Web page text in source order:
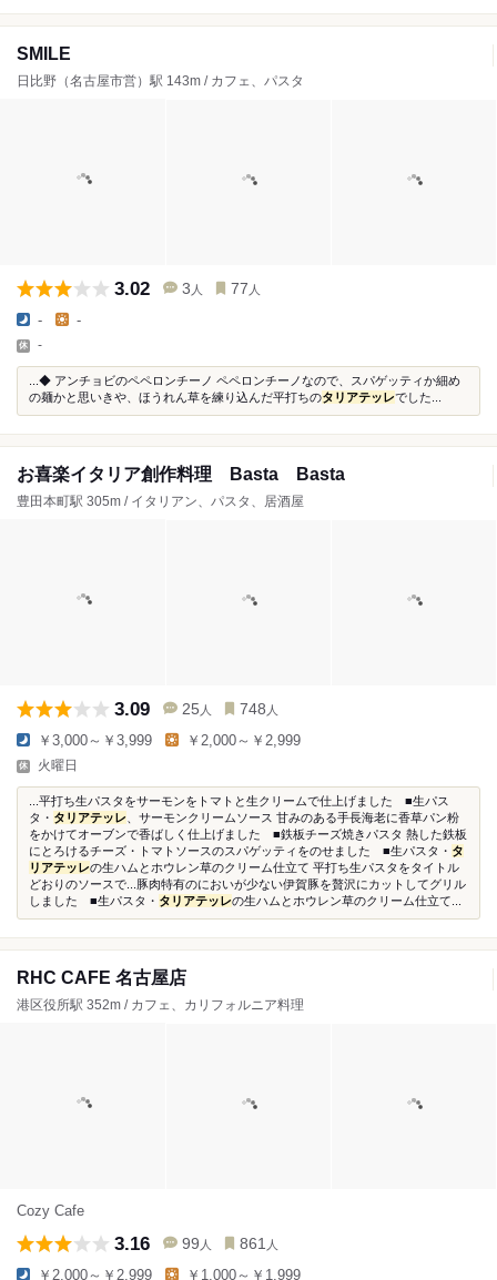
SMILE
日比野（名古屋市営）駅 143m / カフェ、パスタ
3.02 3 人 77 人
- -
-
...◆ アンチョビのペペロンチーノ ペペロンチーノなので、スパゲッティか細め
の麺かと思いきや、ほうれん草を練り込んだ平打ちのタリアテッレでした...
お喜楽イタリア創作料理 Basta Basta
豊田本町駅 305m / イタリアン、パスタ、居酒屋
3.09 25 人 748 人
￥3,000～￥3,999 ￥2,000～￥2,999
火曜日
...平打ち生パスタをサーモンをトマトと生クリームで仕上げました ■生パス
タ・ タリアテッレ 、サーモンクリームソース 甘みのある手長海老に香草パン粉
をかけてオーブンで香ばしく仕上げました ■鉄板チーズ焼きパスタ 熱した鉄板
にとろけるチーズ・トマトソースのスパゲッティをのせました ■生パスタ・ タ
リアテッレの生ハムとホウレン草のクリーム仕立て 平打ち生パスタをタイトル
どおりのソースで...豚肉特有のにおいが少ない伊賀豚を贅沢にカットしてグリル
しました ■生パスタ・ タリアテッレの生ハムとホウレン草のクリーム仕立て...
RHC CAFE 名古屋店
港区役所駅 352m / カフェ、カリフォルニア料理
Cozy Cafe
3.16 99 人 861 人
￥2,000～￥2,999 ￥1,000～￥1,999